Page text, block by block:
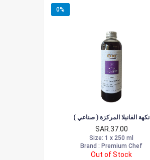
0%
نكهة الفانيلا المركزة ( صناعي )
SAR.37.00
Size: 1 x 250 ml
Brand : Premium Chef
Out of Stock